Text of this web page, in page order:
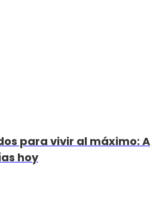
para vivir al máximo: A
hoy